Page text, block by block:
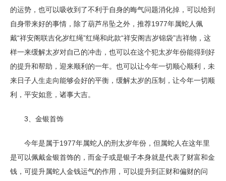
的运势，也可以吸收到了不利于自身的晦气问题消化掉，可以给到
自身带来好的事情，除了葫芦吊坠之外，推荐1977年属蛇人佩
戴“祥安阁联吉化岁红绳”红绳和此款“祥安阁吉岁锦袋”吉祥物，这
样一来缓解太岁对自己的冲击，也可以在这个犯太岁年份能得到好
的提升和帮助，迎来顺利的一年。也可以让今年一切顺心顺利，未
来日子人生走向能够会好的平衡，缓解太岁的压制，让今年一切顺
利，平安如意，诸事大吉。
3、金银首饰
今年是属于1977年属蛇人的刑太岁年份，但属蛇人在这年里
是可以佩戴金银首饰的，而金子或是银子本身就是代表了财富和金
钱，可提升属蛇人金钱运气的作用，可以提升到正财和偏财的问